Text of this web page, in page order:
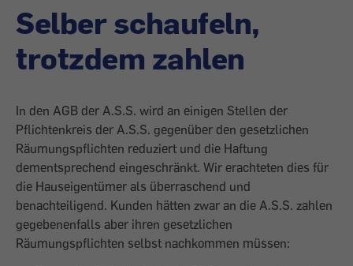
Selber schaufeln,
trotzdem zahlen
In den AGB der A.S.S. wird an einigen Stellen der
Pflichtenkreis der A.S.S. gegenüber den gesetzlichen
Räumungspflichten reduziert und die Haftung
dementsprechend eingeschränkt. Wir erachteten dies für
die Hauseigentümer als überraschend und
benachteiligend. Kunden hätten zwar an die A.S.S. zahlen
gegebenenfalls aber ihren gesetzlichen
Räumungspflichten selbst nachkommen müssen: